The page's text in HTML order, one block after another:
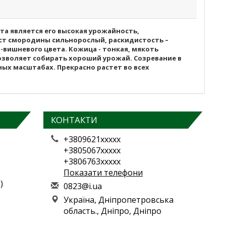
является его высокая урожайность,
смородины сильнорослый, раскидистость –
цвета. Кожица - тонкая, мякоть
собирать хороший урожай. Созревание в
масштабах. Прекрасно растет во всех
КОНТАКТИ
+3809621xxxxx
+3805067xxxxx
+3806763xxxxx
Показати телефони
0823@i.ua
Україна, Дніпропетровська
область., Дніпро, Дніпро